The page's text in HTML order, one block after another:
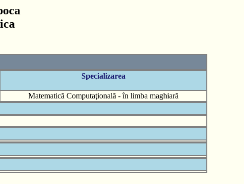
Specializarea
Matematică Computaţională - în limba maghiară